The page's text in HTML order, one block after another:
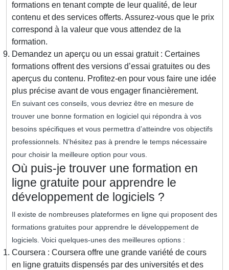
formations en tenant compte de leur qualité, de leur
contenu et des services offerts. Assurez-vous que le prix
correspond à la valeur que vous attendez de la
formation.
Demandez un aperçu ou un essai gratuit : Certaines
formations offrent des versions d’essai gratuites ou des
aperçus du contenu. Profitez-en pour vous faire une idée
plus précise avant de vous engager financièrement.
En suivant ces conseils, vous devriez être en mesure de
trouver une bonne formation en logiciel qui répondra à vos
besoins spécifiques et vous permettra d’atteindre vos objectifs
professionnels. N’hésitez pas à prendre le temps nécessaire
pour choisir la meilleure option pour vous.
Où puis-je trouver une formation en
ligne gratuite pour apprendre le
développement de logiciels ?
Il existe de nombreuses plateformes en ligne qui proposent des
formations gratuites pour apprendre le développement de
logiciels. Voici quelques-unes des meilleures options :
Coursera : Coursera offre une grande variété de cours
en ligne gratuits dispensés par des universités et des